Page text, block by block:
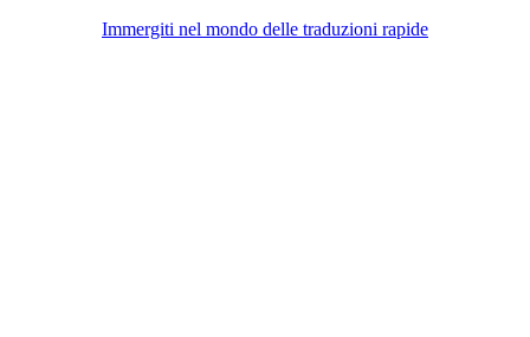
Immergiti nel mondo delle traduzioni rapide